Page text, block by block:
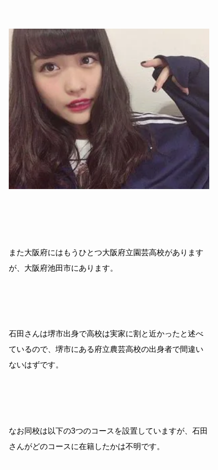
また大阪府にはもうひとつ大阪府立園芸高校があります
が、大阪府池田市にあります。
石田さんは堺市出身で高校は実家に割と近かったと述べ
ているので、堺市にある府立農芸高校の出身者で間違い
ないはずです。
なお同校は以下の3つのコースを設置していますが、石田
さんがどのコースに在籍したかは不明です。